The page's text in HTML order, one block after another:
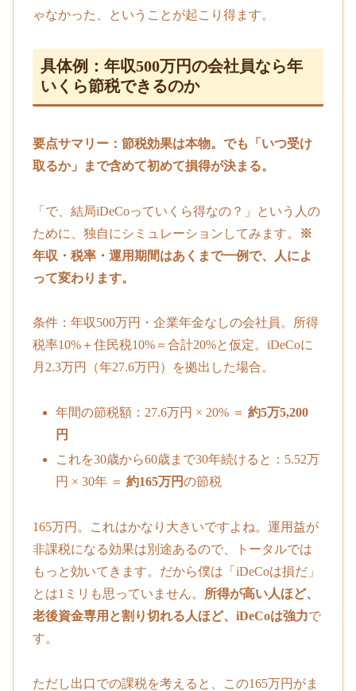
ゃなかった、ということが起こり得ます。
具体例：年収500万円の会社員なら年
いくら節税できるのか
要点サマリー：節税効果は本物。でも「いつ受け
取るか」まで含めて初めて損得が決まる。
「で、結局iDeCoっていくら得なの？」という人の
ために、独自にシミュレーションしてみます。
※
年収・税率・運用期間はあくまで一例で、人によ
って変わります。
条件：年収500万円・企業年金なしの会社員。所得
税率10%＋住民税10%＝合計20%と仮定。iDeCoに
月2.3万円（年27.6万円）を拠出した場合。
年間の節税額：27.6万円 × 20% ＝約5万5,200
円
これを30歳から60歳まで30年続けると：5.52万
円 × 30年 ＝約165万円の節税
165万円。これはかなり大きいですよね。運用益が
非課税になる効果は別途あるので、トータルでは
もっと効いてきます。だから僕は「iDeCoは損だ」
とは1ミリも思っていません。
所得が高い人ほど、
老後資金専用と割り切れる人ほど、iDeCoは強力で
す。
ただし出口での課税を考えると、この165万円がま